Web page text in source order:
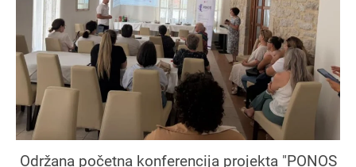
Održana početna konferencija projekta "PONOS